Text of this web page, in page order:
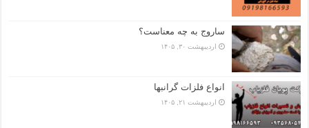
ساروج به چه معناست؟
اردیبهشت ۳۰, ۱۴۰۵
انواع فلزات گرانبها
اردیبهشت ۲۱, ۱۴۰۵